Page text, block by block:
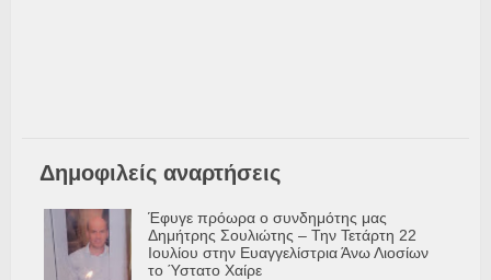
Δημοφιλείς αναρτήσεις
Έφυγε πρόωρα ο συνδημότης μας
Δημήτρης Σουλιώτης – Την Τετάρτη 22
Ιουλίου στην Ευαγγελίστρια Άνω Λιοσίων
το Ύστατο Χαίρε